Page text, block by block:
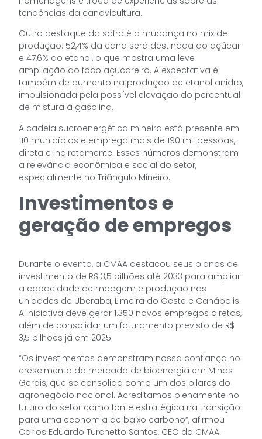
tendências da canavicultura.
Outro destaque da safra é a mudança no mix de
produção: 52,4% da cana será destinada ao açúcar
e 47,6% ao etanol, o que mostra uma leve
ampliação do foco açucareiro. A expectativa é
também de aumento na produção de etanol anidro,
impulsionada pela possível elevação do percentual
de mistura à gasolina.
A cadeia sucroenergética mineira está presente em
110 municípios e emprega mais de 190 mil pessoas,
direta e indiretamente. Esses números demonstram
a relevância econômica e social do setor,
especialmente no Triângulo Mineiro.
Investimentos e
geração de empregos
Durante o evento, a CMAA destacou seus planos de
investimento de R$ 3,5 bilhões até 2033 para ampliar
a capacidade de moagem e produção nas
unidades de Uberaba, Limeira do Oeste e Canápolis.
A iniciativa deve gerar 1.350 novos empregos diretos,
além de consolidar um faturamento previsto de R$
3,5 bilhões já em 2025.
“Os investimentos demonstram nossa confiança no
crescimento do mercado de bioenergia em Minas
Gerais, que se consolida como um dos pilares do
agronegócio nacional. Acreditamos plenamente no
futuro do setor como fonte estratégica na transição
para uma economia de baixo carbono”, afirmou
Carlos Eduardo Turchetto Santos, CEO da CMAA.